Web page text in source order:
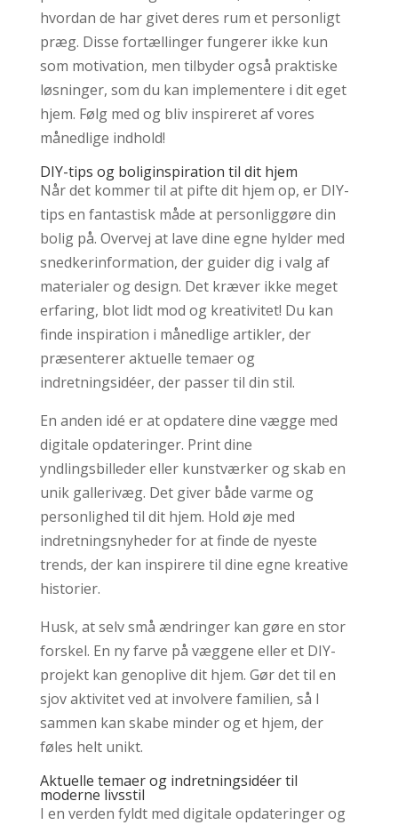
hvordan de har givet deres rum et personligt
præg. Disse fortællinger fungerer ikke kun
som motivation, men tilbyder også praktiske
løsninger, som du kan implementere i dit eget
hjem. Følg med og bliv inspireret af vores
månedlige indhold!
DIY-tips og boliginspiration til dit hjem
Når det kommer til at pifte dit hjem op, er DIY-
tips en fantastisk måde at personliggøre din
bolig på. Overvej at lave dine egne hylder med
snedkerinformation, der guider dig i valg af
materialer og design. Det kræver ikke meget
erfaring, blot lidt mod og kreativitet! Du kan
finde inspiration i månedlige artikler, der
præsenterer aktuelle temaer og
indretningsidéer, der passer til din stil.
En anden idé er at opdatere dine vægge med
digitale opdateringer. Print dine
yndlingsbilleder eller kunstværker og skab en
unik gallerivæg. Det giver både varme og
personlighed til dit hjem. Hold øje med
indretningsnyheder for at finde de nyeste
trends, der kan inspirere til dine egne kreative
historier.
Husk, at selv små ændringer kan gøre en stor
forskel. En ny farve på væggene eller et DIY-
projekt kan genoplive dit hjem. Gør det til en
sjov aktivitet ved at involvere familien, så I
sammen kan skabe minder og et hjem, der
føles helt unikt.
Aktuelle temaer og indretningsidéer til
moderne livsstil
I en verden fyldt med digitale opdateringer og